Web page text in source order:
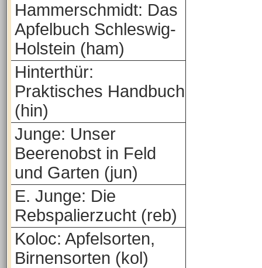
Hammerschmidt: Das
Apfelbuch Schleswig-
Holstein (ham)
Hinterthür:
Praktisches Handbuch
(hin)
Junge: Unser
Beerenobst in Feld
und Garten (jun)
E. Junge: Die
Rebspalierzucht (reb)
Koloc: Apfelsorten,
Birnensorten (kol)